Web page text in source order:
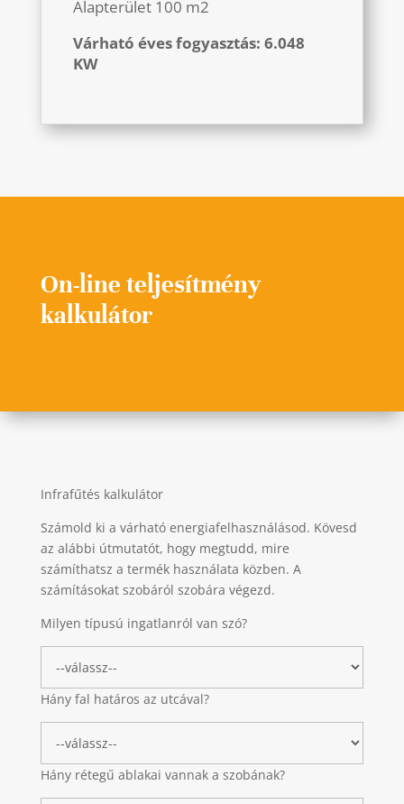
Alapterület 100 m2
Várható éves fogyasztás: 6.048
KW
On-line teljesítmény
kalkulátor
Infrafűtés kalkulátor
Számold ki a várható energiafelhasználásod. Kövesd
az alábbi útmutatót, hogy megtudd, mire
számíthatsz a termék használata közben. A
számításokat szobáról szobára végezd.
Milyen típusú ingatlanról van szó?
Hány fal határos az utcával?
Hány rétegű ablakai vannak a szobának?